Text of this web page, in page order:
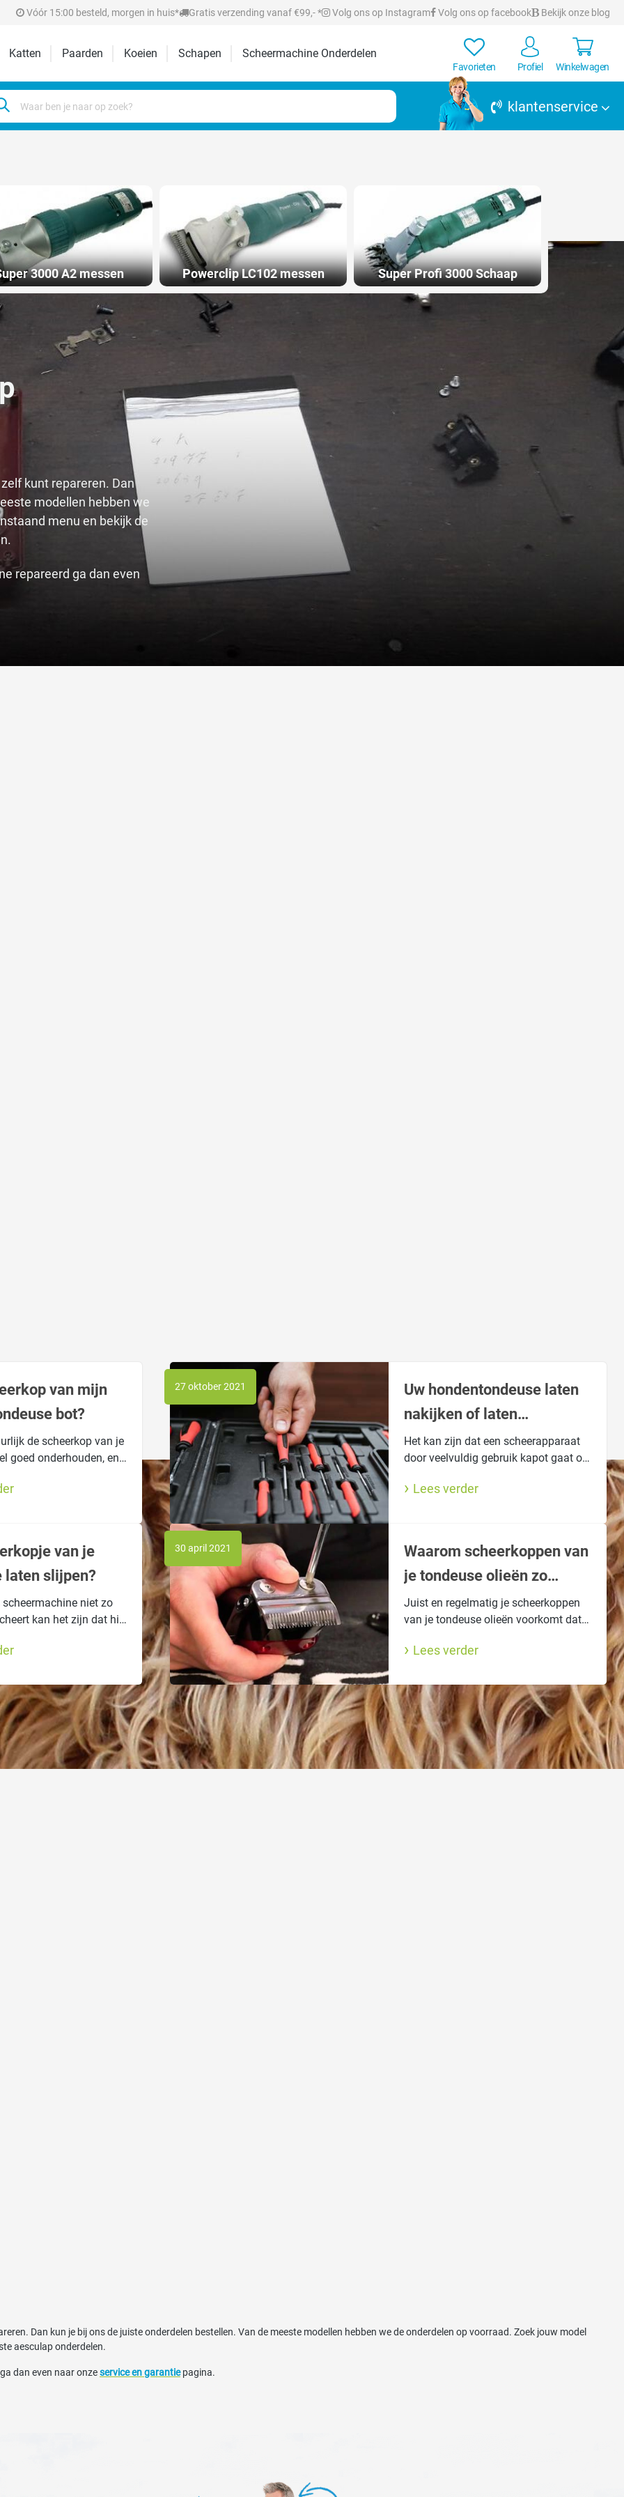
Vóór 15:00 besteld, morgen in huis* Gratis verzending vanaf €99,- * Volg ons op Instagram Volg ons op facebook Bekijk onze blog
Katten Paarden Koeien Schapen Scheermachine Onderdelen
Favorieten Profiel Winkelwagen
klantenservice
kunt repareren. Dan
modellen hebben we
menu en bekijk de
repareerd ga dan even
3000 A2 messen Powerclip LC102 messen Super Profi 3000 Schaap
van mijn
bot?
de scheerkop van je
goed onderhouden, en
bot is. Maar wat
zo'n bot ding?
27 oktober 2021
Uw hondentondeuse laten
nakijken of laten
repareren?
Het kan zijn dat een scheerapparaat
door veelvuldig gebruik kapot gaat of
Maar wij kunnen hem voor u nakijken
Lees verder
van je
laten slijpen?
niet zo
kan het zijn dat hij
laten slijpen leest u
30 april 2021
Waarom scheerkoppen van
je tondeuse olieën zo
belangrijk is!
Juist en regelmatig je scheerkoppen
van je tondeuse olieën voorkomt dat
raken. Lees hier hoe je het moet doen.
Lees verder
Dan kun je bij ons de juiste onderdelen bestellen. Van de meeste modellen hebben we de onderdelen op voorraad. Zoek jouw model
aesculap onderdelen.
dan even naar onzeservice en garantiepagina.